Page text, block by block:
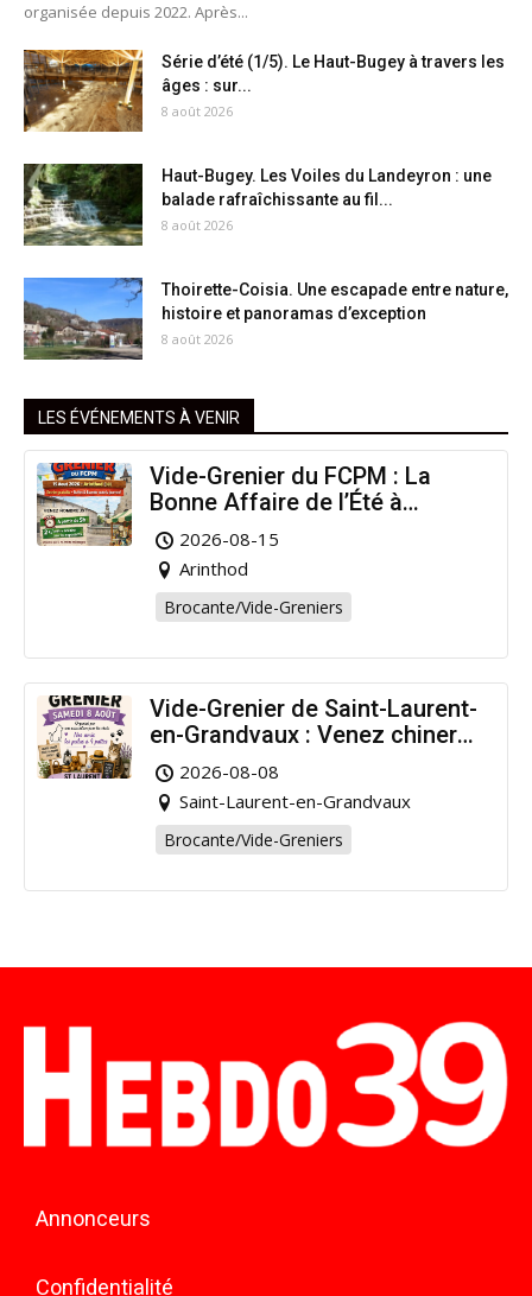
organisée depuis 2022. Après...
Série d’été (1/5). Le Haut-Bugey à travers les
âges : sur...
8 août 2026
Haut-Bugey. Les Voiles du Landeyron : une
balade rafraîchissante au fil...
8 août 2026
Thoirette-Coisia. Une escapade entre nature,
histoire et panoramas d’exception
8 août 2026
LES ÉVÉNEMENTS À VENIR
Vide-Grenier du FCPM : La
Bonne Affaire de l’Été à
Arinthod !
2026-08-15
Arinthod
Brocante/Vide-Greniers
Vide-Grenier de Saint-Laurent-
en-Grandvaux : Venez chiner
pour la bonne cause !
2026-08-08
Saint-Laurent-en-Grandvaux
Brocante/Vide-Greniers